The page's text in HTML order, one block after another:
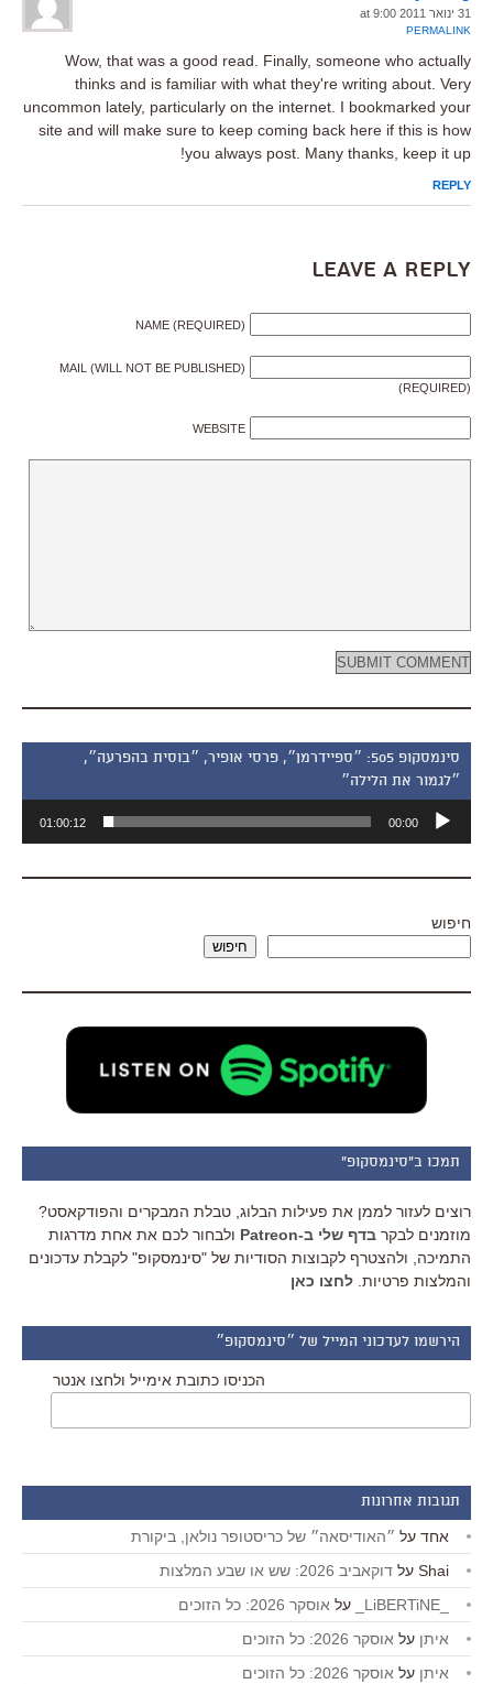
31 ינואר 2011 at 9:00
PERMALINK
Wow, that was a good read. Finally, someone who actually
thinks and is familiar with what they're writing about. Very
uncommon lately, particularly on the internet. I bookmarked your
site and will make sure to keep coming back here if this is how
you always post. Many thanks, keep it up!
REPLY
Leave a Reply
NAME (REQUIRED)
MAIL (WILL NOT BE PUBLISHED)
(REQUIRED)
WEBSITE
סינמסקופ 505: ״ספיידרמן״, פרסי אופיר, ״בוסית בהפרעה״,
״לגמור את הלילה״
אודיו
00:00
01:00:12
חיפוש
חיפוש
תמכו ב"סינמסקופ"
רוצים לעזור לממן את פעילות הבלוג, טבלת המבקרים והפודקאסט?
מוזמנים לבקר בדף שלי ב-Patreon
ולבחור לכם את אחת מדרגות
התמיכה, ולהצטרף לקבוצות הסודיות של "סינמסקופ" לקבלת עדכונים
והמלצות פרטיות. לחצו כאן
הירשמו לעדכוני המייל של ״סינמסקופ״
הכניסו כתובת אימייל ולחצו אנטר
תגובות אחרונות
אחד על ״האודיסאה״ של כריסטופר נולאן, ביקורת
Shai על דוקאביב 2026: שש או שבע המלצות
על אוסקר 2026: כל הזוכים
איתן על אוסקר 2026: כל הזוכים
איתן על אוסקר 2026: כל הזוכים